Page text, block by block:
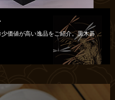
価値が高い逸品をご紹介。黒木碁